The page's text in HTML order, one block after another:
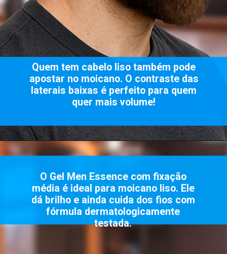
Quem tem cabelo liso também pode
apostar no moicano. O contraste das
laterais baixas é perfeito para quem
quer mais volume!
O Gel Men Essence com fixação
média é ideal para moicano liso. Ele
dá brilho e ainda cuida dos fios com
fórmula dermatologicamente
testada.